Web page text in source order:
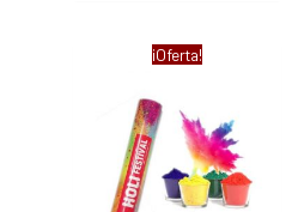
¡Oferta!
El
original
era:
6,05 €.
es:
2,42 €.